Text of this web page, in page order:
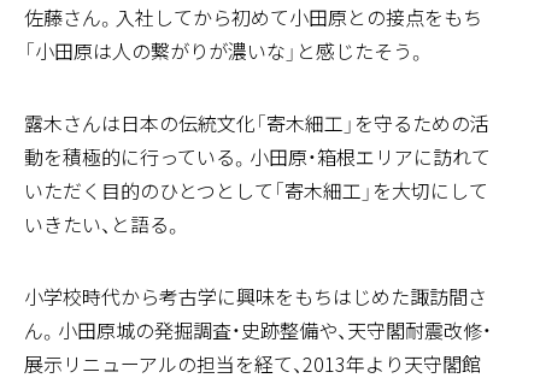
佐藤さん。入社してから初めて小田原との接点をもち
「小田原は人の繋がりが濃いな」と感じたそう。
文化 / 伝統
露木さんは日本の伝統文化「寄木細工」を守るための活
動を積極的に行っている。小田原・箱根エリアに訪れて
いただく目的のひとつとして「寄木細工」を大切にして
いきたい、と語る。
文化 / 伝統
小学校時代から考古学に興味をもちはじめた諏訪間さ
ん。小田原城の発掘調査・史跡整備や、天守閣耐震改修・
展示リニューアルの担当を経て、2013年より天守閣館